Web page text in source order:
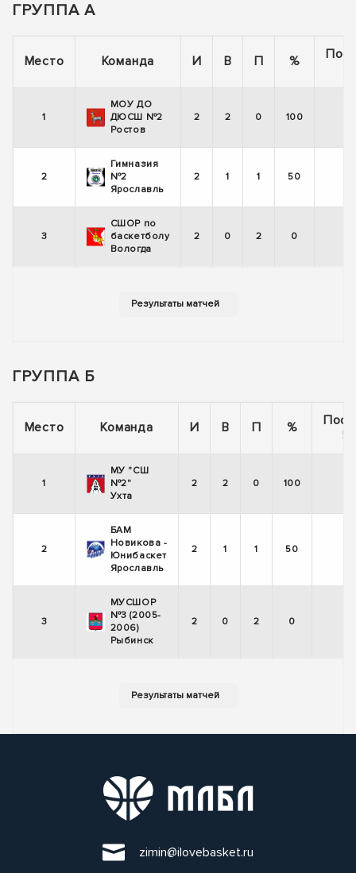
ГРУППА А
Место Команда И В П %
1
МОУ ДО
ДЮСШ №2
Ростов
2 2 0 100
2
Гимназия
№2
Ярославль
2 1 1 50
3
СШОР по
баскетболу
Вологда
2 0 2 0
ГРУППА Б
Место Команда И В П %
5
1
МУ "СШ
№2"
Ухта
2 2 0 100
2
БАМ
Новикова -
Юнибаскет
Ярославль
2 1 1 50
3
МУСШОР
№3 (2005-
2006)
Рыбинск
2 0 2 0
zimin@ilovebasket.ru